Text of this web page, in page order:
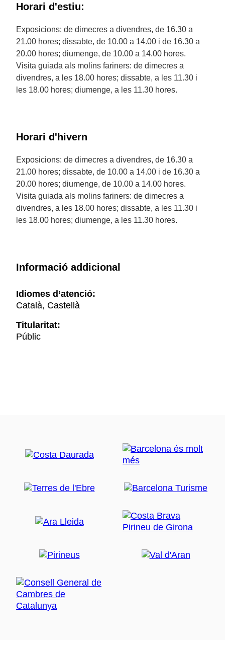
Horari d'estiu:
Exposicions: de dimecres a divendres, de 16.30 a
21.00 hores; dissabte, de 10.00 a 14.00 i de 16.30 a
20.00 hores; diumenge, de 10.00 a 14.00 hores.
Visita guiada als molins fariners: de dimecres a
divendres, a les 18.00 hores; dissabte, a les 11.30 i
les 18.00 hores; diumenge, a les 11.30 hores.
Horari d'hivern
Exposicions: de dimecres a divendres, de 16.30 a
21.00 hores; dissabte, de 10.00 a 14.00 i de 16.30 a
20.00 hores; diumenge, de 10.00 a 14.00 hores.
Visita guiada als molins fariners: de dimecres a
divendres, a les 18.00 hores; dissabte, a les 11.30 i
les 18.00 hores; diumenge, a les 11.30 hores.
Informació addicional
Idiomes d’atenció:
Català, Castellà
Titularitat:
Públic